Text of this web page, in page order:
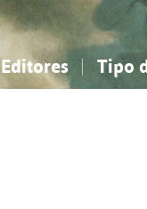
Editores Tipo